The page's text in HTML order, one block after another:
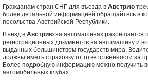
Гражданам стран СНГ для въезда в Австрию
более детальной информацией обращайтесь в
посольства Австрийской Республики.
Въезд в Австрию на автомашинах разрешается
регистрационных документов на автомашину и
выданных большинством государств мира.
должны иметь страховку от ответственности за
Более подробную информацию можно получить
автомобильных клубах.